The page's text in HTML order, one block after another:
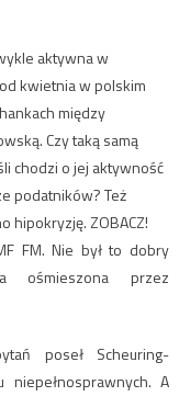
aktywna w
kwietnia w polskim
między
Czy taką samą
chodzi o jej aktywność
podatników? Też
hipokryzję. ZOBACZ!
FM. Nie był to dobry
ośmieszona przez
poseł Scheuring-
niepełnosprawnych. A